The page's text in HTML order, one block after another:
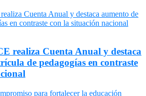
realiza Cuenta Anual y destaca
de pedagogías en contraste